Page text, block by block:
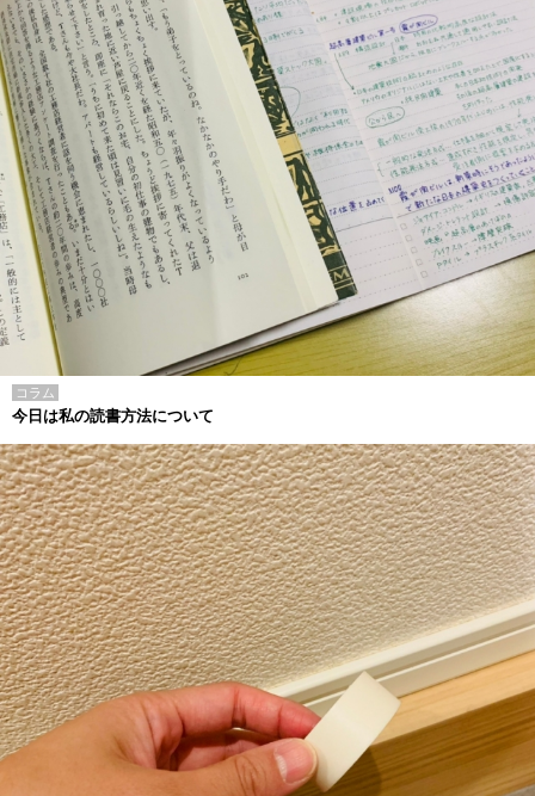
コラム
今日は私の読書方法について